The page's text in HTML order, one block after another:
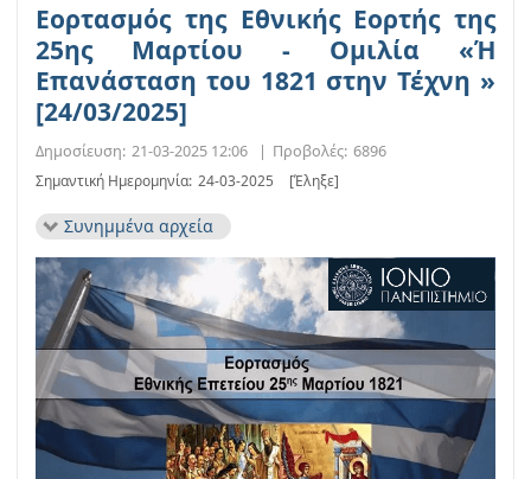
Εορτασμός της Εθνικής Εορτής της
25ης Μαρτίου - Ομιλία «Ή
Επανάσταση του 1821 στην Τέχνη »
[24/03/2025]
Δημοσίευση: 21-03-2025 12:06 | Προβολές: 6896
Σημαντική Ημερομηνία: 24-03-2025 [Έληξε]
Συνημμένα αρχεία